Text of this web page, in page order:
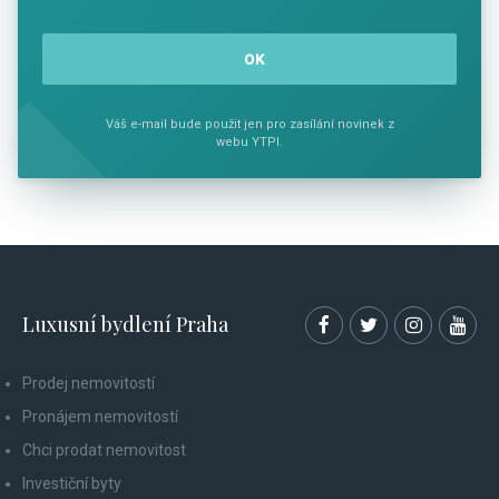
Váš e-mail bude použit jen pro zasílání novinek z
webu YTPI.
Luxusní bydlení Praha
Prodej nemovitostí
Pronájem nemovitostí
Chci prodat nemovitost
Investiční byty